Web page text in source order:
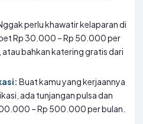
perlu khawatir kelaparan di
Rp 30.000 – Rp 50.000 per
atau bahkan katering gratis dari
Buat kamu yang kerjaannya
ada tunjangan pulsa dan
– Rp 500.000 per bulan.